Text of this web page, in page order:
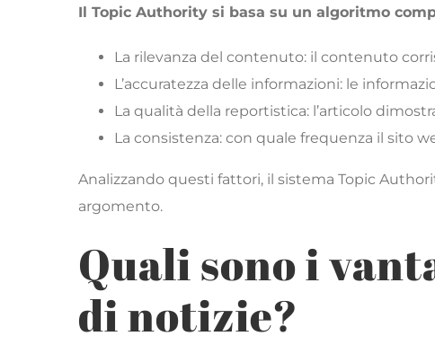
Il Topic Authority si basa su un algoritmo
La rilevanza del contenuto: il contenuto
L’accuratezza delle informazioni: le
La qualità della reportistica: l’articolo
La consistenza: con quale frequenza il sito
Analizzando questi fattori, il sistema Topic
argomento.
Quali sono i
di notizie?